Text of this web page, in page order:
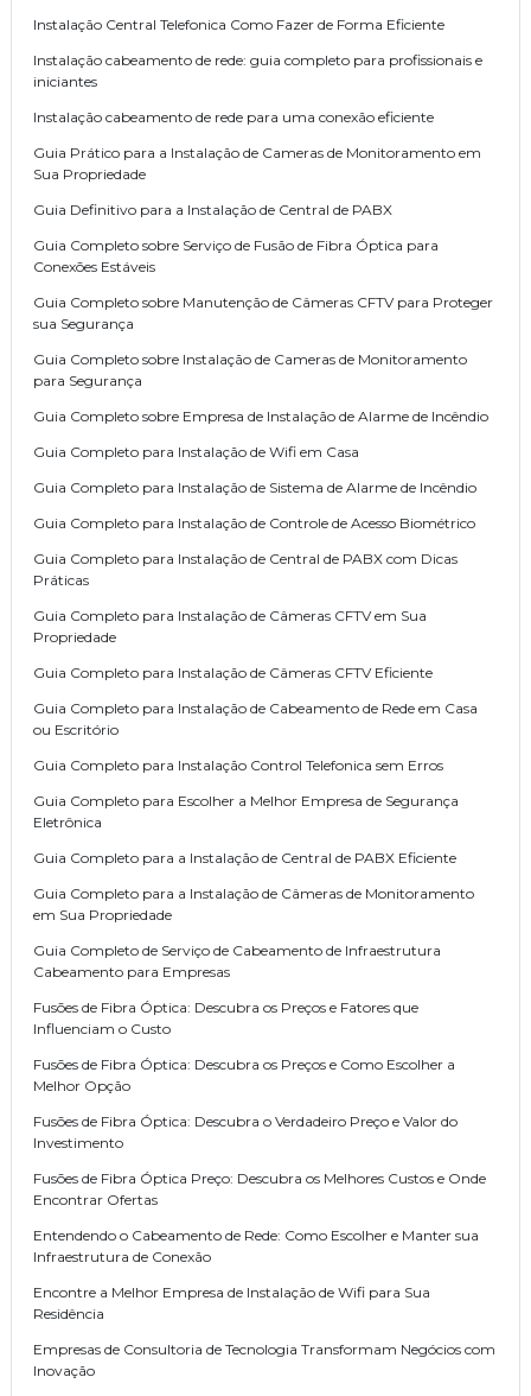
Instalação Central Telefonica Como Fazer de Forma Eficiente
Instalação cabeamento de rede: guia completo para profissionais e
iniciantes
Instalação cabeamento de rede para uma conexão eficiente
Guia Prático para a Instalação de Cameras de Monitoramento em
Sua Propriedade
Guia Definitivo para a Instalação de Central de PABX
Guia Completo sobre Serviço de Fusão de Fibra Óptica para
Conexões Estáveis
Guia Completo sobre Manutenção de Câmeras CFTV para Proteger
sua Segurança
Guia Completo sobre Instalação de Cameras de Monitoramento
para Segurança
Guia Completo sobre Empresa de Instalação de Alarme de Incêndio
Guia Completo para Instalação de Wifi em Casa
Guia Completo para Instalação de Sistema de Alarme de Incêndio
Guia Completo para Instalação de Controle de Acesso Biométrico
Guia Completo para Instalação de Central de PABX com Dicas
Práticas
Guia Completo para Instalação de Câmeras CFTV em Sua
Propriedade
Guia Completo para Instalação de Câmeras CFTV Eficiente
Guia Completo para Instalação de Cabeamento de Rede em Casa
ou Escritório
Guia Completo para Instalação Control Telefonica sem Erros
Guia Completo para Escolher a Melhor Empresa de Segurança
Eletrônica
Guia Completo para a Instalação de Central de PABX Eficiente
Guia Completo para a Instalação de Câmeras de Monitoramento
em Sua Propriedade
Guia Completo de Serviço de Cabeamento de Infraestrutura
Cabeamento para Empresas
Fusões de Fibra Óptica: Descubra os Preços e Fatores que
Influenciam o Custo
Fusões de Fibra Óptica: Descubra os Preços e Como Escolher a
Melhor Opção
Fusões de Fibra Óptica: Descubra o Verdadeiro Preço e Valor do
Investimento
Fusões de Fibra Óptica Preço: Descubra os Melhores Custos e Onde
Encontrar Ofertas
Entendendo o Cabeamento de Rede: Como Escolher e Manter sua
Infraestrutura de Conexão
Encontre a Melhor Empresa de Instalação de Wifi para Sua
Residência
Empresas de Consultoria de Tecnologia Transformam Negócios com
Inovação